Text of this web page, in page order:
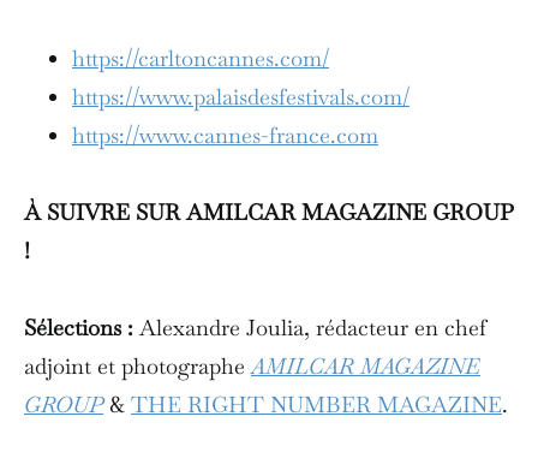
https://carltoncannes.com/
https://www.palaisdesfestivals.com/
https://www.cannes-france.com
À SUIVRE SUR AMILCAR MAGAZINE GROUP
!
Sélections :Alexandre Joulia, rédacteur en chef
adjoint et photographeAMILCAR MAGAZINE
GROUP& THE RIGHT NUMBER MAGAZINE.